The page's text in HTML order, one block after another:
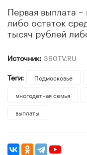
Первая выплата
либо остаток
тысяч рублей
Источник: 360TV.RU
Теги:
Подмосковье
многодетная семья
выплаты